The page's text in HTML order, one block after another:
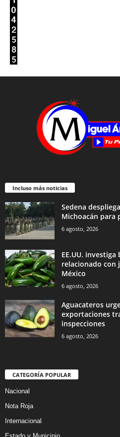
Incluso más noticias
Sedena
Michoacán para
6 agosto, 2026
EE.UU.
relacionado con
México
6 agosto, 2026
Aguacateros
exportaciones
inspecciones
6 agosto, 2026
CATEGORÍA POPULAR
Nacional
Nota Roja
Internacional